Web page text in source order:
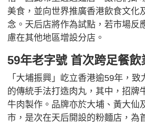
美食，並向世界推廣香港飲食文化
念。天后店將作為試點，若市場反
慮在其他地區增設分店。
59年老字號 首次跨足餐飲
「大埔振興」屹立香港逾59年，
的傳統手法打造肉丸，其中，招牌
牛肉製作。品牌亦於大埔、黃大仙
市，是次在天后開設的粉麵店，為